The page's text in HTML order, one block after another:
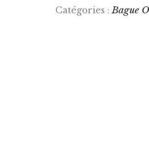
Catégories :Bague